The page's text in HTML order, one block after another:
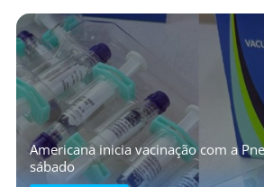
Americana inicia vacinação com a
sábado